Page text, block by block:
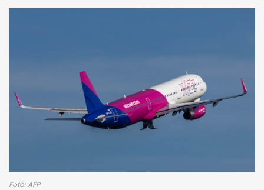
Fotó: AFP